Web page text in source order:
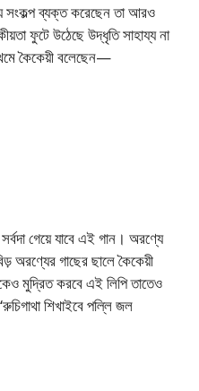
সংকল্প ব্যক্ত করেছেন তা আরও
ফুটে উঠেছে উদ্ধৃতি সাহায্য না
কৈকেয়ী বলেছেন—
গেয়ে যাবে এই গান। অরণ্যে
অরণ্যের গাছের ছালে কৈকেয়ী
মুদ্রিত করবে এই লিপি তাতেও
শিখাইবে পল্লি জল